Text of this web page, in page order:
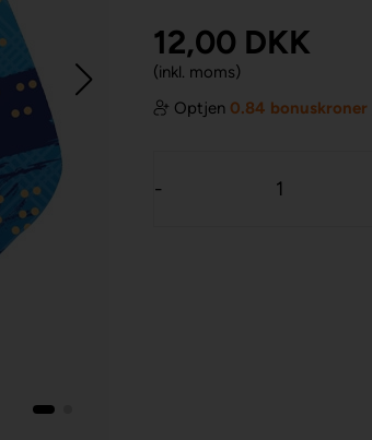
12,00 DKK
(inkl. moms)
Optjen 0.84 bonuskroner
-